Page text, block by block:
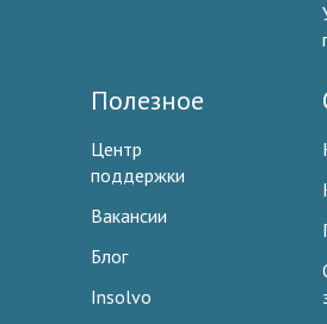
Полезное
Центр
поддержки
Вакансии
Блог
Insolvo